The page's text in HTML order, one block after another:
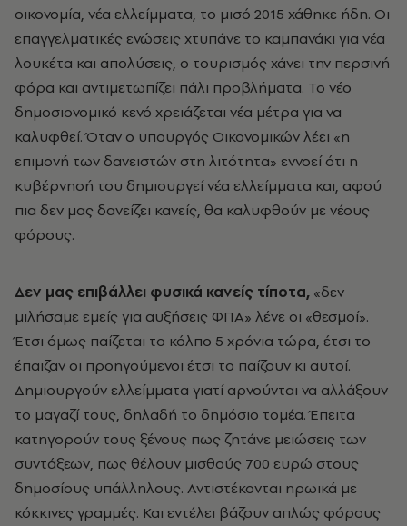
οικονομία, νέα ελλείμματα, το μισό 2015 χάθηκε ήδη. Οι
επαγγελματικές ενώσεις χτυπάνε το καμπανάκι για νέα
λουκέτα και απολύσεις, ο τουρισμός χάνει την περσινή
φόρα και αντιμετωπίζει πάλι προβλήματα. Το νέο
δημοσιονομικό κενό χρειάζεται νέα μέτρα για να
καλυφθεί. Όταν ο υπουργός Οικονομικών λέει «η
επιμονή των δανειστών στη λιτότητα» εννοεί ότι η
κυβέρνησή του δημιουργεί νέα ελλείμματα και, αφού
πια δεν μας δανείζει κανείς, θα καλυφθούν με νέους
φόρους.
Δεν μας επιβάλλει φυσικά κανείς τίποτα, «δεν
μιλήσαμε εμείς για αυξήσεις ΦΠΑ» λένε οι «θεσμοί».
Έτσι όμως παίζεται το κόλπο 5 χρόνια τώρα, έτσι το
έπαιζαν οι προηγούμενοι έτσι το παίζουν κι αυτοί.
Δημιουργούν ελλείμματα γιατί αρνούνται να αλλάξουν
το μαγαζί τους, δηλαδή το δημόσιο τομέα. Έπειτα
κατηγορούν τους ξένους πως ζητάνε μειώσεις των
συντάξεων, πως θέλουν μισθούς 700 ευρώ στους
δημοσίους υπάλληλους. Αντιστέκονται ηρωικά με
κόκκινες γραμμές. Και εντέλει βάζουν απλώς φόρους